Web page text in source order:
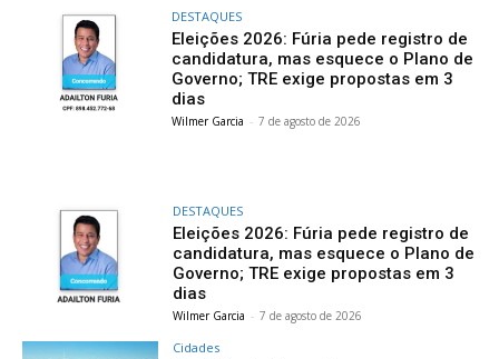
DESTAQUES
Eleições 2026: Fúria pede registro de
candidatura, mas esquece o Plano de
Governo; TRE exige propostas em 3
dias
Wilmer Garcia - 7 de agosto de 2026
DESTAQUES
Eleições 2026: Fúria pede registro de
candidatura, mas esquece o Plano de
Governo; TRE exige propostas em 3
dias
Wilmer Garcia - 7 de agosto de 2026
Cidades